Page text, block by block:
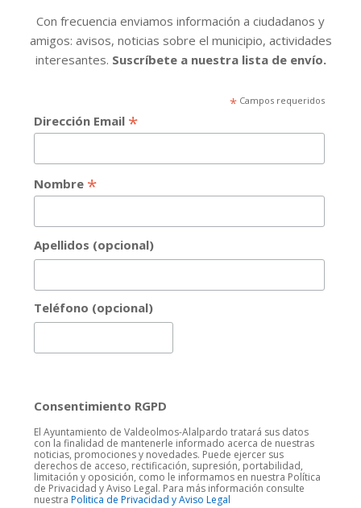
t
o
Con frecuencia enviamos información a ciudadanos y
amigos: avisos, noticias sobre el municipio, actividades
interesantes. Suscríbete a nuestra lista de envío.
*Campos requeridos
Dirección Email *
Nombre *
Apellidos (opcional)
Teléfono (opcional)
Consentimiento RGPD
El Ayuntamiento de Valdeolmos-Alalpardo tratará sus datos
con la finalidad de mantenerle informado acerca de nuestras
noticias, promociones y novedades. Puede ejercer sus
derechos de acceso, rectificación, supresión, portabilidad,
limitación y oposición, como le informamos en nuestra Política
de Privacidad y Aviso Legal. Para más información consulte
nuestra Politica de Privacidad y Aviso Legal